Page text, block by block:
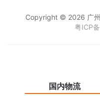
Copyright © 2026 广
粤ICP
国内物流